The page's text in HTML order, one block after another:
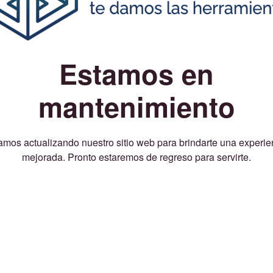
Estamos en
mantenimiento
actualizando nuestro sitio web para brindarte una
mejorada. Pronto estaremos de regreso para servirte.